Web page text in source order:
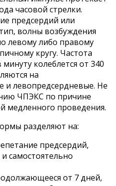
часовой стрелки.
предсердий или
волны возбуждения
левому либо правому
кругу. Частота
колеблется от 340
на
и левопредсердневые. Не
ЧПЭКС по причине
медленного проведения.
разделяют на:
предсердий,
самостоятельно
от 7 дней,